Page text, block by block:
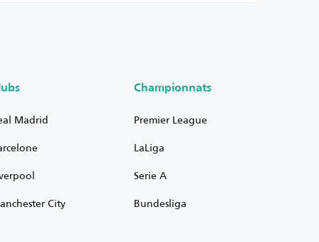
Madrid
City
Championnats
Premier League
LaLiga
Serie A
Bundesliga